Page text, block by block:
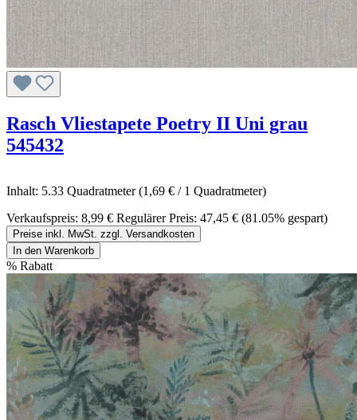
Rasch Vliestapete Poetry II Uni grau
545432
Inhalt: 5.33 Quadratmeter(1,69 € / 1 Quadratmeter)
Verkaufspreis: 8,99 € Regulärer Preis: 47,45 € (81.05% gespart)
Preise inkl. MwSt. zzgl. Versandkosten
In den Warenkorb
% Rabatt